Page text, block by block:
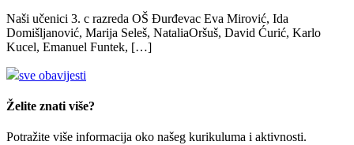
Naši učenici 3. c razreda OŠ Đurđevac Eva Mirović, Ida
Domišljanović, Marija Seleš, NataliaOršuš, David Ćurić, Karlo
Kucel, Emanuel Funtek, […]
sve obavijesti
Želite znati više?
Potražite više informacija oko našeg kurikuluma i aktivnosti.